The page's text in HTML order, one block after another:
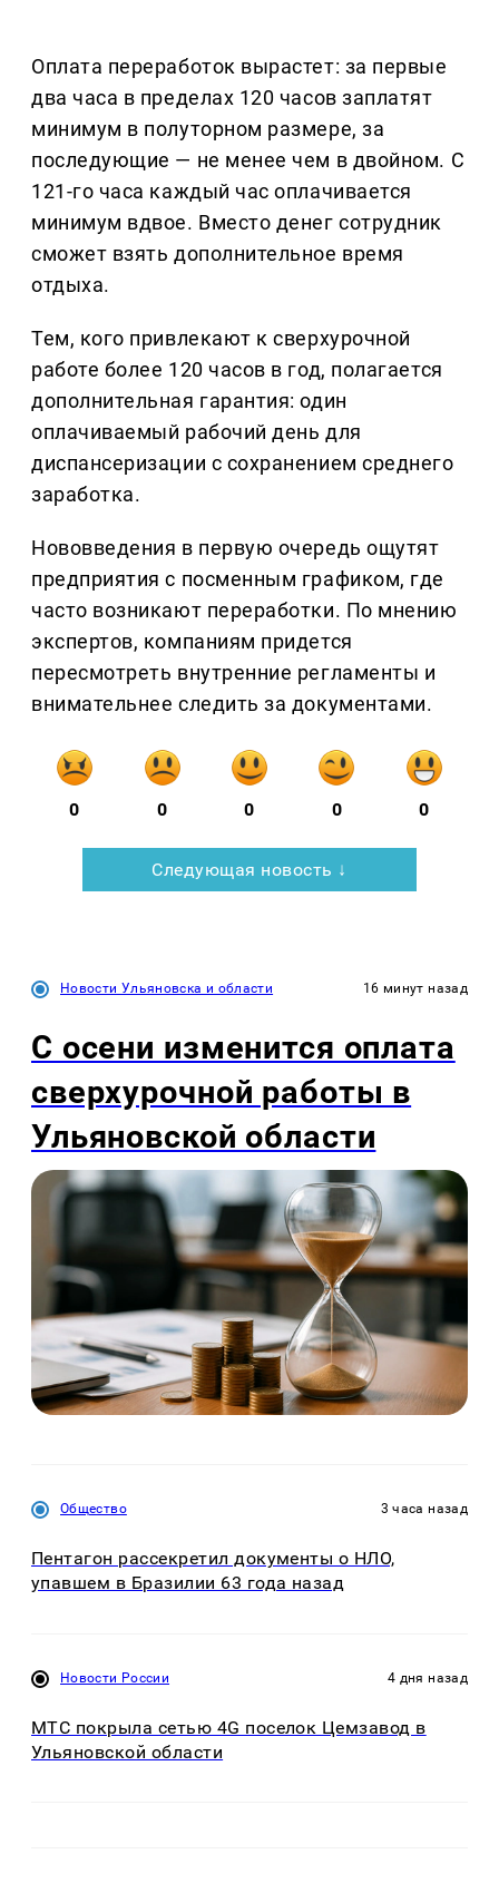
Оплата переработок вырастет: за первые
два часа в пределах 120 часов заплатят
минимум в полуторном размере, за
последующие — не менее чем в двойном. С
121-го часа каждый час оплачивается
минимум вдвое. Вместо денег сотрудник
сможет взять дополнительное время
отдыха.
Тем, кого привлекают к сверхурочной
работе более 120 часов в год, полагается
дополнительная гарантия: один
оплачиваемый рабочий день для
диспансеризации с сохранением среднего
заработка.
Нововведения в первую очередь ощутят
предприятия с посменным графиком, где
часто возникают переработки. По мнению
экспертов, компаниям придется
пересмотреть внутренние регламенты и
внимательнее следить за документами.
0 0 0 0 0
Следующая новость ↓
Новости Ульяновска и области 16 минут назад
С осени изменится оплата
сверхурочной работы в
Ульяновской области
Общество 3 часа назад
Пентагон рассекретил документы о НЛО,
упавшем в Бразилии 63 года назад
Новости России 4 дня назад
МТС покрыла сетью 4G поселок Цемзавод в
Ульяновской области